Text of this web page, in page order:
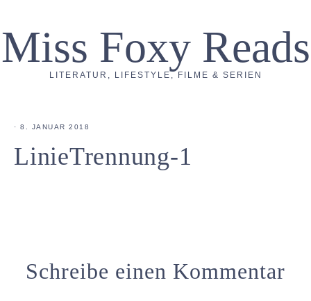
Miss Foxy Reads
LITERATUR, LIFESTYLE, FILME & SERIEN
· 8. JANUAR 2018
LinieTrennung-1
Schreibe einen Kommentar